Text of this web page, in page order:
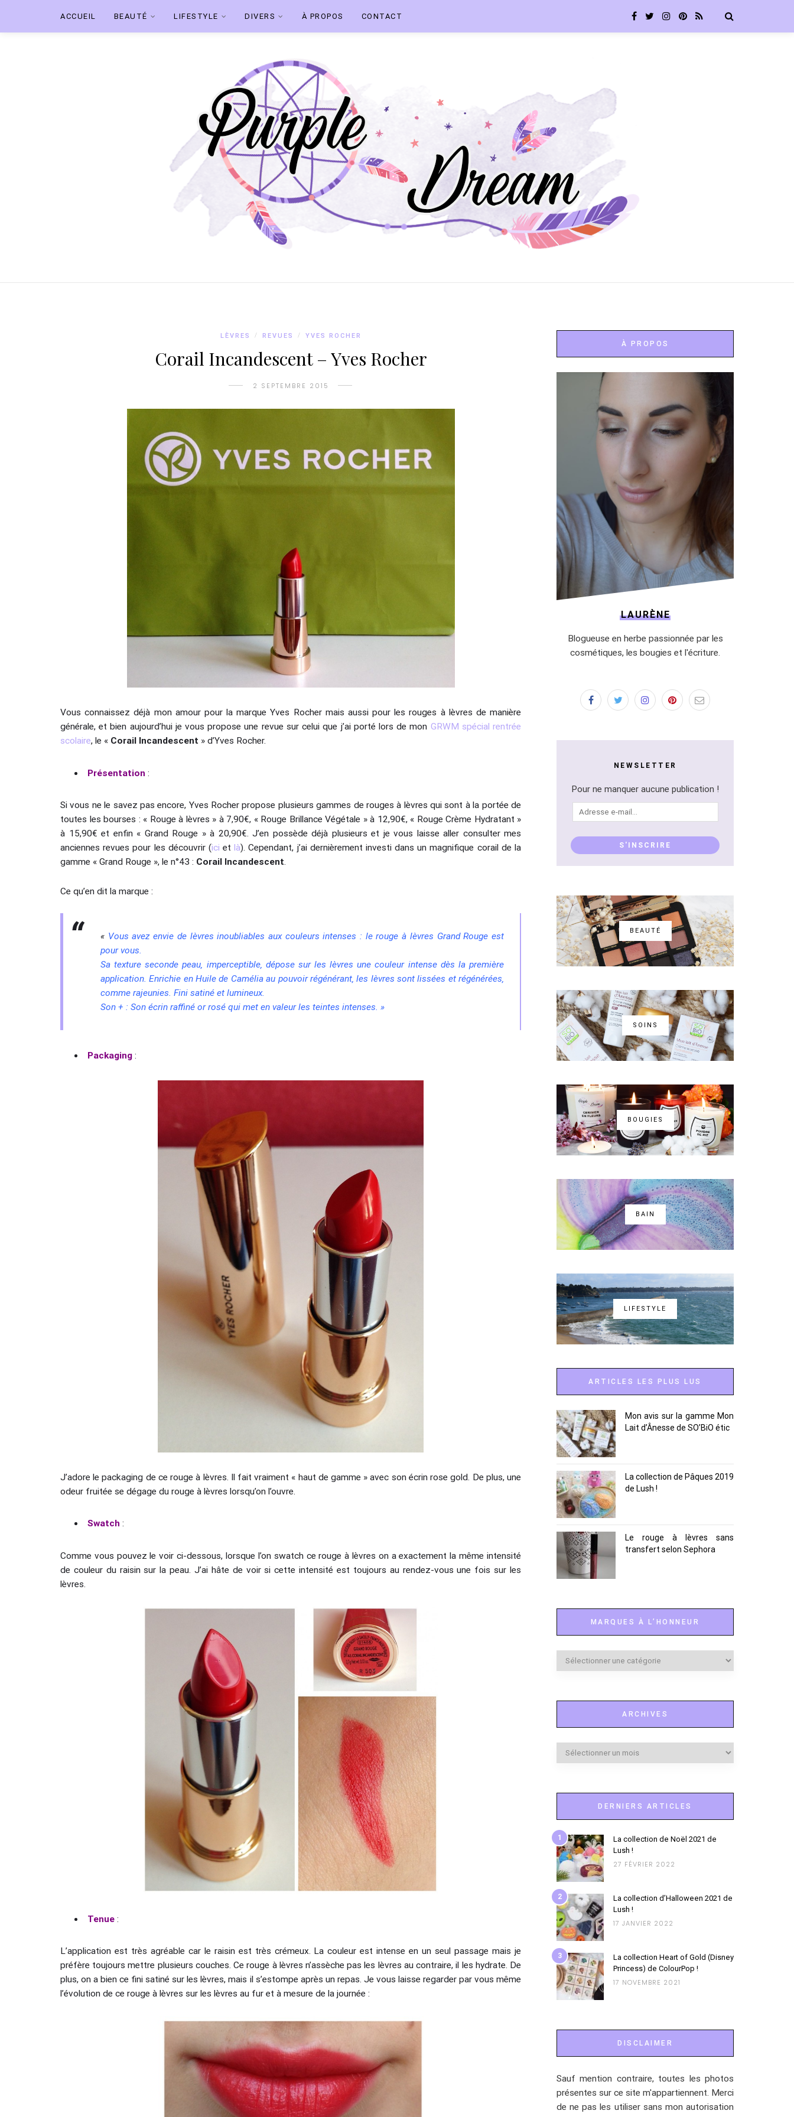
ACCUEIL BEAUTÉ LIFESTYLE DIVERS À PROPOS CONTACT
LÈVRES / REVUES / YVES ROCHER
Corail Incandescent – Yves Rocher
2 SEPTEMBRE 2015
Vous connaissez déjà mon amour pour la marque Yves Rocher mais aussi pour les rouges à lèvres de manière
générale, et bien aujourd’hui je vous propose une revue sur celui que j’ai porté lors de mon GRWM spécial rentrée
scolaire, le « Corail Incandescent » d’Yves Rocher.
Présentation :
Si vous ne le savez pas encore, Yves Rocher propose plusieurs gammes de rouges à lèvres qui sont à la portée de
toutes les bourses : « Rouge à lèvres » à 7,90€, « Rouge Brillance Végétale » à 12,90€, « Rouge Crème Hydratant »
à 15,90€ et enfin « Grand Rouge » à 20,90€. J’en possède déjà plusieurs et je vous laisse aller consulter mes
anciennes revues pour les découvrir (ici etlà). Cependant, j’ai dernièrement investi dans un magnifique corail de la
gamme « Grand Rouge », le n°43 : Corail Incandescent.
Ce qu’en dit la marque :
« Vous avez envie de lèvres inoubliables aux couleurs intenses : le rouge à lèvres Grand Rouge est
pour vous.
Sa texture seconde peau‚ imperceptible‚ dépose sur les lèvres une couleur intense dès la première
application. Enrichie en Huile de Camélia au pouvoir régénérant‚ les lèvres sont lissées et régénérées‚
comme rajeunies. Fini satiné et lumineux.
Son + : Son écrin raffiné or rosé qui met en valeur les teintes intenses. »
Packaging :
J’adore le packaging de ce rouge à lèvres. Il fait vraiment « haut de gamme » avec son écrin rose gold. De plus, une
odeur fruitée se dégage du rouge à lèvres lorsqu’on l’ouvre.
Swatch :
Comme vous pouvez le voir ci-dessous, lorsque l’on swatch ce rouge à lèvres on a exactement la même intensité
de couleur du raisin sur la peau. J’ai hâte de voir si cette intensité est toujours au rendez-vous une fois sur les
lèvres.
Tenue :
L’application est très agréable car le raisin est très crémeux. La couleur est intense en un seul passage mais je
préfère toujours mettre plusieurs couches. Ce rouge à lèvres n’assèche pas les lèvres au contraire, il les hydrate. De
plus, on a bien ce fini satiné sur les lèvres, mais il s’estompe après un repas. Je vous laisse regarder par vous même
l’évolution de ce rouge à lèvres sur les lèvres au fur et à mesure de la journée :
À PROPOS
LAURÈNE
Blogueuse en herbe passionnée par les
cosmétiques, les bougies et l'écriture.
NEWSLETTER
Pour ne manquer aucune publication !
Adresse
e-
S'INSCRIRE
BEAUTÉ
SOINS
BOUGIES
BAIN
LIFESTYLE
ARTICLES LES PLUS LUS
Mon avis sur la gamme Mon
Lait d’Ânesse de SO’BiO étic
La collection de Pâques 2019
de Lush !
Le rouge à lèvres sans
transfert selon Sephora
MARQUES À L’HONNEUR
Marques
ARCHIVES
Archives
DERNIERS ARTICLES
1
La collection de Noël 2021 de
Lush !
27 FÉVRIER 2022
2
La collection d’Halloween 2021 de
Lush !
17 JANVIER 2022
3
La collection Heart of Gold (Disney
Princess) de ColourPop !
17 NOVEMBRE 2021
DISCLAIMER
Sauf mention contraire, toutes les photos
présentes sur ce site m'appartiennent. Merci
de ne pas les utiliser sans mon autorisation